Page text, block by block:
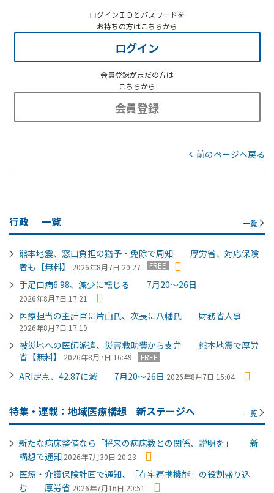
ログインＩＤとパスワードを
お持ちの方はこちらから
ログイン
会員登録がまだの方は
こちらから
会員登録
前のページへ戻る
行政 一覧 一覧
熊本地震、窓口負担の猶予・免除で周知 厚労省、対応保険
者も【無料】
2026年8月7日 20:27 FREE
手足口病6.98、減少に転じる 7月20～26日
2026年8月7日 17:21
医療担当の主計官に片山氏、次長に八幡氏 財務省人事
2026年8月7日 17:19
被災地への医師派遣、災害救助費から支弁 熊本地震で厚労
省【無料】
2026年8月7日 16:49 FREE
ARI定点、42.87に減 7月20～26日 2026年8月7日 15:04
特集・連載：地域医療構想 新ステージへ 一覧
新たな病床整備なら「将来の病床数との関係、説明を」 新
構想で通知 2026年7月30日 20:23
医療・介護保険計画で通知、「在宅連携機能」の役割盛り込
む 厚労省 2026年7月16日 20:51